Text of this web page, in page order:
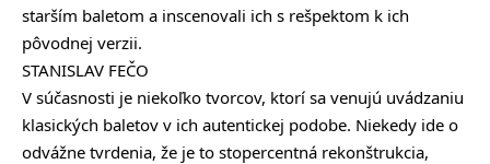
starším baletom a inscenovali ich s rešpektom k ich
pôvodnej verzii.
STANISLAV FEČO
V súčasnosti je niekoľko tvorcov, ktorí sa venujú uvádzaniu
klasických baletov v ich autentickej podobe. Niekedy ide o
odvážne tvrdenia, že je to stopercentná rekonštrukcia,